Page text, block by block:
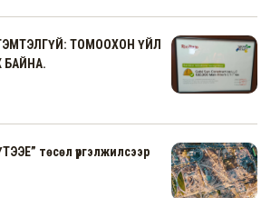
ТОМООХОН ҮЙЛ
төсөл үргэлжилсээр